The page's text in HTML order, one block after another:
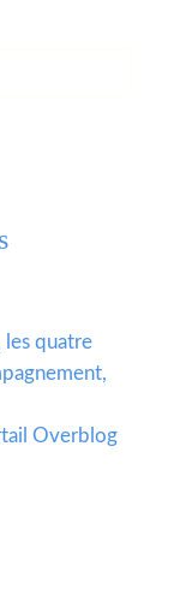
les quatre
Overblog